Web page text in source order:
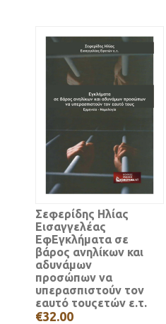
Σεφερίδης Ηλίας
Εισαγγελέας
ΕφΕγκλήματα σε
βάρος ανηλίκων και
αδυνάμων
προσώπων να
υπερασπιστούν τον
εαυτό τουςετών ε.τ.
€32.00